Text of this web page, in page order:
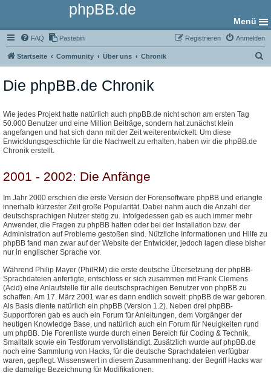
phpBB.de
Menü
FAQ Pastebin Anmelden
Registrieren
Startseite Community Über uns Chronik
Die phpBB.de Chronik
Wie jedes Projekt hatte natürlich auch phpBB.de nicht schon am ersten Tag
50.000 Benutzer und eine Million Beiträge, sondern hat zunächst klein
angefangen und hat sich dann mit der Zeit weiterentwickelt. Um diese
Enwicklungsgeschichte für die Nachwelt zu erhalten, haben wir die phpBB.de
Chronik erstellt.
2001 - 2002: Die Anfänge
Im Jahr 2000 erschien die erste Version der Forensoftware phpBB und erlangte
innerhalb kürzester Zeit große Popularität. Dabei nahm auch die Anzahl der
deutschsprachigen Nutzer stetig zu. Infolgedessen gab es auch immer mehr
Anwender, die Fragen zu phpBB hatten oder bei der Installation bzw. der
Administration auf Probleme gestoßen sind. Nützliche Informationen und Hilfe zu
phpBB fand man zwar auf der Website der Entwickler, jedoch lagen diese bisher
nur in englischer Sprache vor.
Während Philip Mayer (PhilRM) die erste deutsche Übersetzung der phpBB-
Sprachdateien anfertigte, entschloss er sich zusammen mit Frank Clemens
(Acid) eine Anlaufstelle für alle deutschsprachigen Benutzer von phpBB zu
schaffen. Am 17. März 2001 war es dann endlich soweit: phpBB.de war geboren.
Als Basis diente natürlich ein phpBB (Version 1.2). Neben drei phpBB-
Supportforen gab es auch ein Forum für Anleitungen, dem Vorgänger der
heutigen Knowledge Base, und natürlich auch ein Forum für Neuigkeiten rund
um phpBB. Die Forenliste wurde durch einen Bereich für Coding & Technik,
Smalltalk sowie ein Testforum vervollständigt. Zusätzlich wurde auf phpBB.de
noch eine Sammlung von Hacks, für die deutsche Sprachdateien verfügbar
waren, gepflegt. Wissenswert in diesem Zusammenhang: der Begriff Hacks war
die damalige Bezeichnung für Modifikationen.